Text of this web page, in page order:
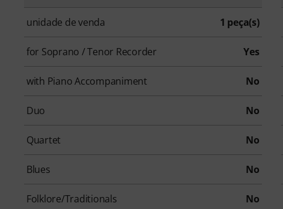
unidade de venda 1 peça(s)
for Soprano / Tenor Recorder Yes
with Piano Accompaniment No
Duo No
Quartet No
Blues No
Folklore/Traditionals No